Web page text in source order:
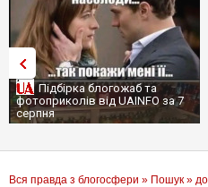
Підбірка блогожаб та
фотоприколів від UAINFO за 7
серпня
Вся правда з блогосфери » Пошук »